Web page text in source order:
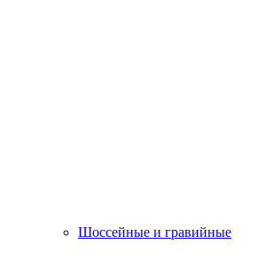
Шоссейные и гравийные